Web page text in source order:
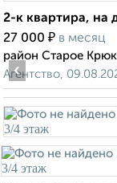
2-к квартира, на
27 000 ₽ в месяц
район Старое
Агентство,
‹